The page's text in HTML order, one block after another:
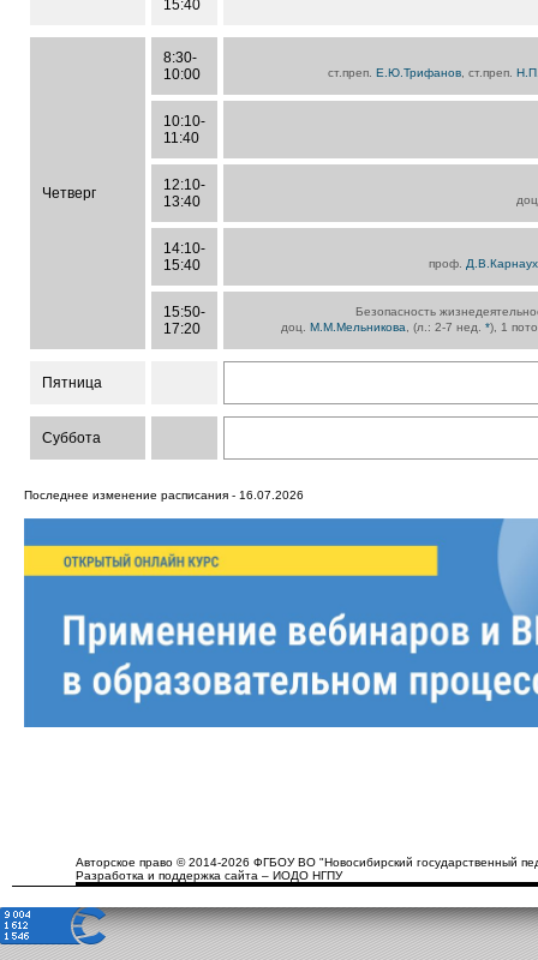
15:40
Четверг
8:30-
10:00
ст.преп.Е.Ю.Трифанов , ст.преп.
10:10-
11:40
12:10-
13:40
14:10-
15:40
проф.
15:50-
17:20
Безопасность
доц.М.М.Мельникова , (л.: 2-7 нед.*), 1
Пятница
Суббота
Последнее изменение расписания - 16.07.2026
Авторское право © 2014-2026 ФГБОУ ВО "Новосибирский государственный
Разработка и поддержка сайта – ИОДО НГПУ